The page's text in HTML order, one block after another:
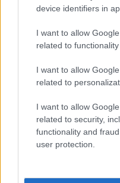
device identifiers in
I want to allow
related to
I want to allow
related to
I want to allow
related to security,
functionality and
user protection.
καθαρίζεις κάθε
3-3-3 rule: Ο
ΣΠΥΡΑΚΙΑ